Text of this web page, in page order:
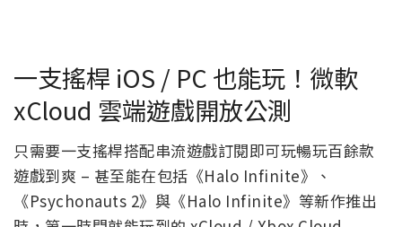
一支搖桿 iOS / PC 也能玩！微軟
xCloud 雲端遊戲開放公測
只需要一支搖桿搭配串流遊戲訂閱即可玩暢玩百餘款
遊戲到爽 – 甚至能在包括《Halo Infinite》、
《Psychonauts 2》與《Halo Infinite》等新作推出